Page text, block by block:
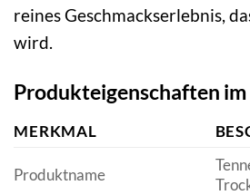
reines Geschmackserlebnis,
wird.
Produkteigenschaften
MERKMAL
Produktname